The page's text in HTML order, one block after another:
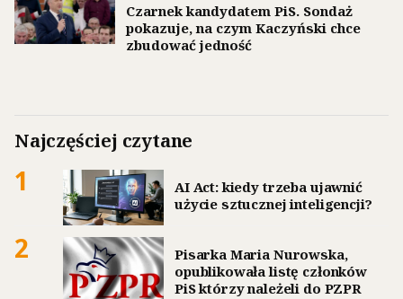
Czarnek kandydatem PiS. Sondaż
pokazuje, na czym Kaczyński chce
zbudować jedność
Najczęściej czytane
1
AI Act: kiedy trzeba ujawnić
użycie sztucznej inteligencji?
2
Pisarka Maria Nurowska,
opublikowała listę członków
PiS którzy należeli do PZPR